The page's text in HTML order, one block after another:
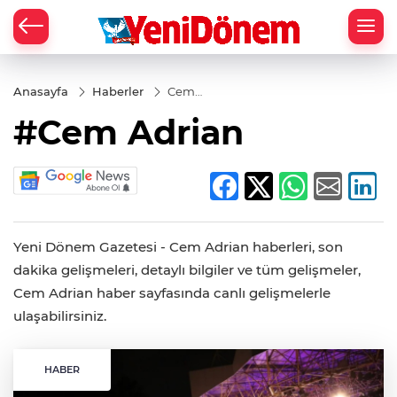
Anasayfa Haberler
Cem
#Cem Adrian
Yeni Dönem Gazetesi - Cem Adrian haberleri, son
dakika gelişmeleri, detaylı bilgiler ve tüm gelişmeler,
Cem Adrian haber sayfasında canlı gelişmelerle
ulaşabilirsiniz.
HABER